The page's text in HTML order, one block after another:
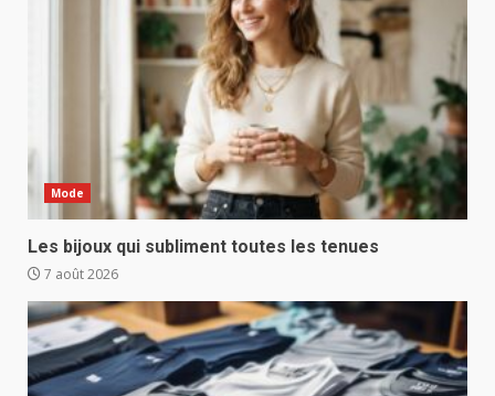
Mode
Les bijoux qui subliment toutes les tenues
7 août 2026